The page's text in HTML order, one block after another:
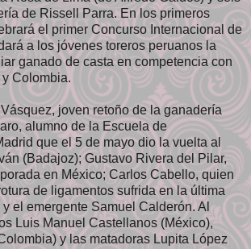
de Rissell Parra. En los primeros
el primer Concurso Internacional de
a los jóvenes toreros peruanos la
ganado de casta en competencia con
Colombia.
joven retoño de la ganadería
alumno de la Escuela de
que el 5 de mayo dio la vuelta al
(Badajoz); Gustavo Rivera del Pilar,
en México; Carlos Cabello, quien
de ligamentos sufrida en la última
el emergente Samuel Calderón. Al
Luis Manuel Castellanos (México),
y las matadoras Lupita López